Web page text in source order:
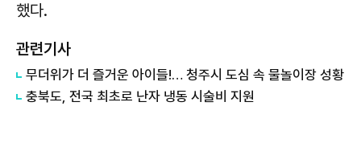
했다.
관련기사
무더위가 더 즐거운 아이들!… 청주시 도심 속 물놀이장 성황
충북도, 전국 최초로 난자 냉동 시술비 지원